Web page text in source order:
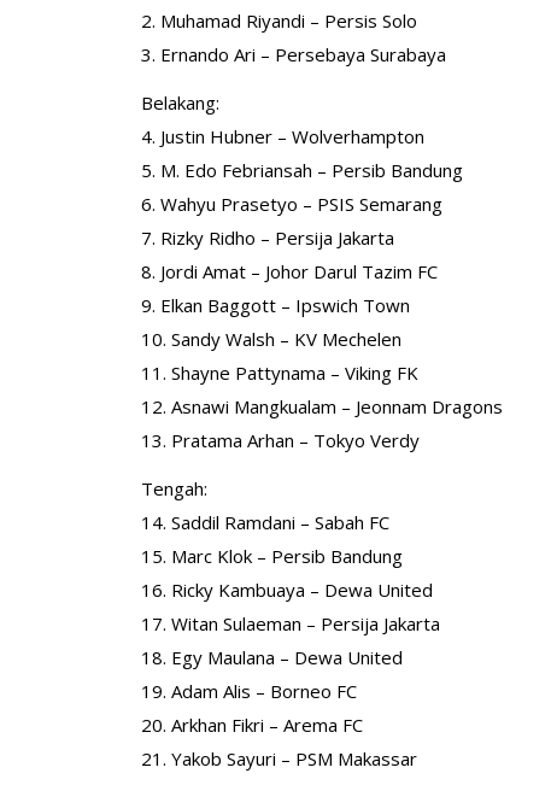
2. Muhamad Riyandi – Persis Solo
3. Ernando Ari – Persebaya Surabaya
Belakang:
4. Justin Hubner – Wolverhampton
5. M. Edo Febriansah – Persib Bandung
6. Wahyu Prasetyo – PSIS Semarang
7. Rizky Ridho – Persija Jakarta
8. Jordi Amat – Johor Darul Tazim FC
9. Elkan Baggott – Ipswich Town
10. Sandy Walsh – KV Mechelen
11. Shayne Pattynama – Viking FK
12. Asnawi Mangkualam – Jeonnam Dragons
13. Pratama Arhan – Tokyo Verdy
Tengah:
14. Saddil Ramdani – Sabah FC
15. Marc Klok – Persib Bandung
16. Ricky Kambuaya – Dewa United
17. Witan Sulaeman – Persija Jakarta
18. Egy Maulana – Dewa United
19. Adam Alis – Borneo FC
20. Arkhan Fikri – Arema FC
21. Yakob Sayuri – PSM Makassar